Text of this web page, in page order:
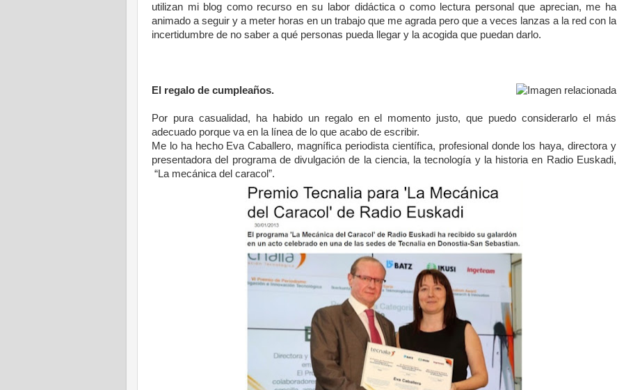
utilizan mi blog como recurso en su labor didáctica o como lectura personal que aprecian, me ha
animado a seguir y a meter horas en un trabajo que me agrada pero que a veces lanzas a la red con la
incertidumbre de no saber a qué personas pueda llegar y la acogida que puedan darlo.
El regalo de cumpleaños.
Por pura casualidad, ha habido un regalo en el momento justo, que puedo considerarlo el más
adecuado porque va en la línea de lo que acabo de escribir.
Me lo ha hecho Eva Caballero, magnífica periodista científica, profesional donde los haya, directora y
presentadora del programa de divulgación de la ciencia, la tecnología y la historia en Radio Euskadi,
“La mecánica del caracol”.